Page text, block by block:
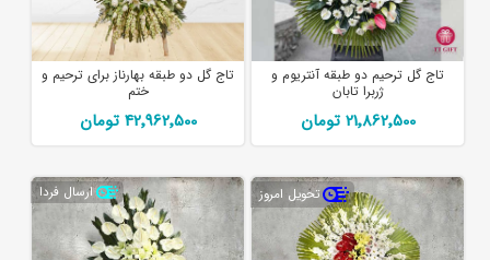
تاج گل ترحیم دو طبقه آنتریوم و
ژربرا تابان
21٬862٬500 تومان
تاج گل دو طبقه بهارناز برای ترحیم و
ختم
42٬962٬500 تومان
تحویل امروز ارسال فردا